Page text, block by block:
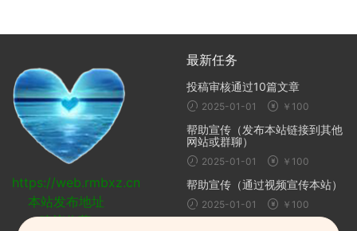
https://web.rmbxz.cn
本站发布地址
建议收藏
最新任务
投稿审核通过10篇文章
2025-01-01 ￥100
帮助宣传（发布本站链接到其他
网站或群聊）
2025-01-01 ￥100
帮助宣传（通过视频宣传本站）
2025-01-01 ￥100